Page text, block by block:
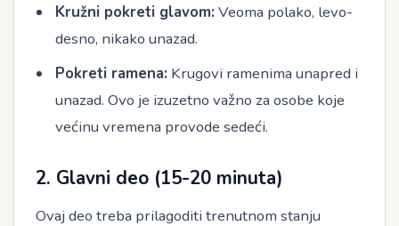
Kružni pokreti glavom: Veoma polako, levo-
desno, nikako unazad.
Pokreti ramena: Krugovi ramenima unapred i
unazad. Ovo je izuzetno važno za osobe koje
većinu vremena provode sedeći.
2. Glavni deo (15-20 minuta)
Ovaj deo treba prilagoditi trenutnom stanju